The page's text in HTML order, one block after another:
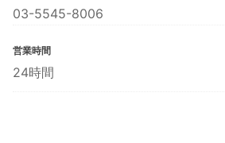
03-5545-8006
営業時間
24時間